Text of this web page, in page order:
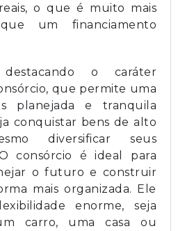
o que é muito mais
um financiamento
o caráter
que permite uma
planejada e tranquila
conquistar bens de alto
diversificar seus
consórcio é ideal para
o futuro e construir
mais organizada. Ele
enorme, seja
carro, uma casa ou